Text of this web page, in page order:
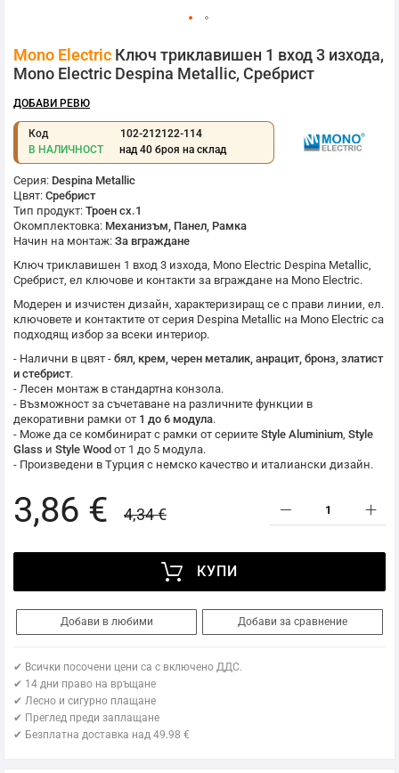
към
началото
галерия
снимки
Mono Electric Ключ триклавишен 1 вход 3 изхода,
Mono Electric Despina Metallic, Сребрист
ДОБАВИ РЕВЮ
Код
102-212122-114
В НАЛИЧНОСТ
над 40 броя на склад
Серия: Despina Metallic
Цвят: Сребрист
Тип продукт: Троен сх.1
Окомплектовка: Механизъм, Панел, Рамка
Начин на монтаж: За вграждане
Ключ триклавишен 1 вход 3 изхода, Mono Electric Despina Metallic,
Сребрист, ел ключове и контакти за вграждане на Mono Electric.
Модерен и изчистен дизайн, характеризиращ се с прави линии, ел.
ключовете и контактите от серия Despina Metallic на Mono Electric са
подходящ избор за всеки интериор.
- Налични в цвят - бял, крем, черен металик, анрацит, бронз, златист
и стебрист.
- Лесен монтаж в стандартна конзола.
- Възможност за съчетаване на различните функции в
декоративни рамки от 1 до 6 модула.
- Може да се комбинират с рамки от сериите Style Aluminium, Style
Glass и Style Wood от 1 до 5 модула.
- Произведени в Турция с немско качество и италиански дизайн.
3,86 € 4,34 €
КУПИ
Добави в любими Добави за сравнение
✔ Всички посочени цени са с включено ДДС.
✔ 14 дни право на връщане
✔ Лесно и сигурно плащане
✔ Преглед преди заплащане
✔ Безплатна доставка над 49.98 €